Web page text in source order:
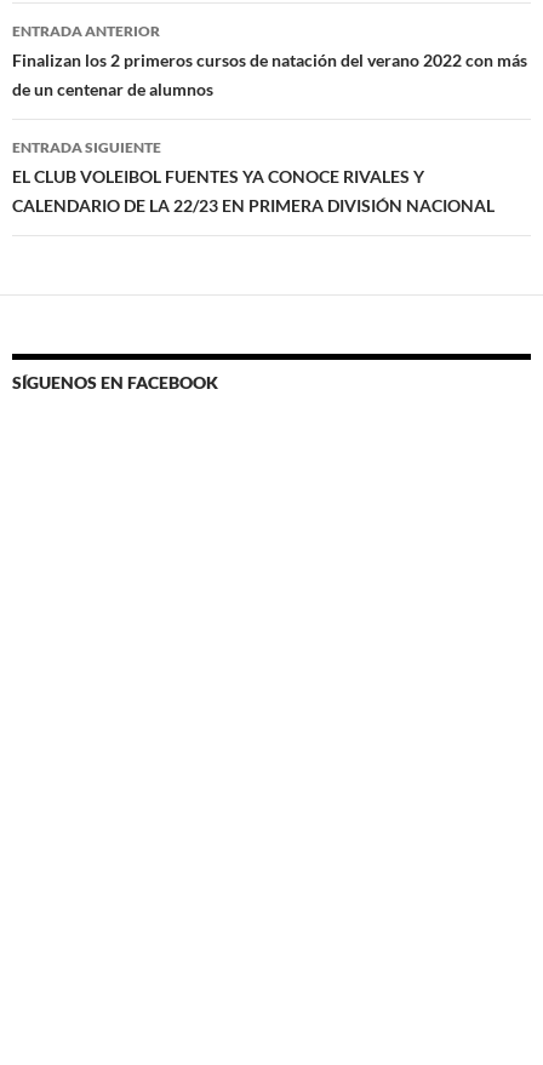
Navegación
de
entradas
ENTRADA ANTERIOR
Finalizan los 2 primeros cursos de natación del verano 2022 con más
de un centenar de alumnos
ENTRADA SIGUIENTE
EL CLUB VOLEIBOL FUENTES YA CONOCE RIVALES Y
CALENDARIO DE LA 22/23 EN PRIMERA DIVISIÓN NACIONAL
SÍGUENOS EN FACEBOOK